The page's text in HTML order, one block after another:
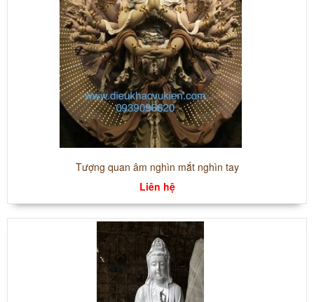
Tượng quan âm nghìn mắt nghìn tay
Liên hệ